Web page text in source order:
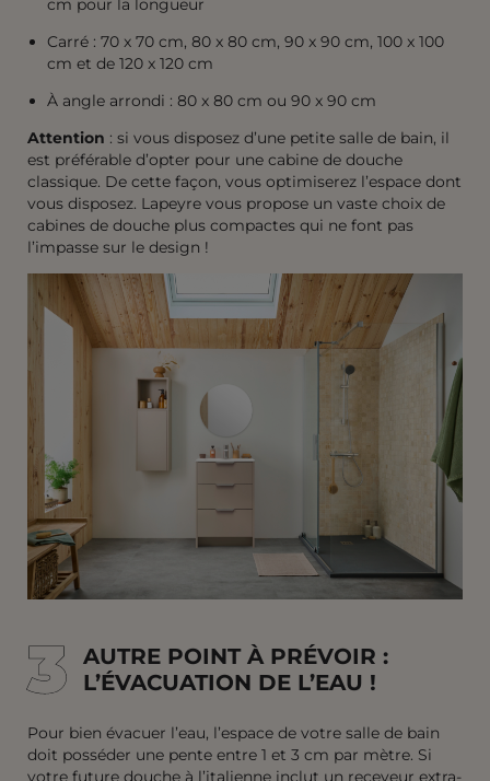
Carré : 70 x 70 cm, 80 x 80 cm, 90 x 90 cm, 100 x 100
cm et de 120 x 120 cm
À angle arrondi : 80 x 80 cm ou 90 x 90 cm
Attention : si vous disposez d’une petite salle de bain, il
est préférable d’opter pour une cabine de douche
classique. De cette façon, vous optimiserez l’espace dont
vous disposez. Lapeyre vous propose un vaste choix de
cabines de douche plus compactes qui ne font pas
l’impasse sur le design !
3
3
AUTRE POINT À PRÉVOIR :
L’ÉVACUATION DE L’EAU !
Pour bien évacuer l’eau, l’espace de votre salle de bain
doit posséder une pente entre 1 et 3 cm par mètre. Si
votre future douche à l’italienne inclut un receveur extra-